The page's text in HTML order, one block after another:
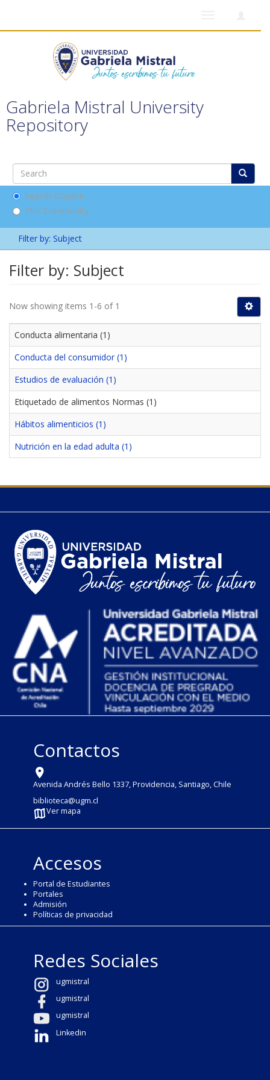
Gabriela Mistral University
Repository
Search DSpace
This Community
Filter by: Subject
Filter by: Subject
Now showing items 1-6 of 1
Conducta alimentaria (1)
Conducta del consumidor (1)
Estudios de evaluación (1)
Etiquetado de alimentos Normas (1)
Hábitos alimenticios (1)
Nutrición en la edad adulta (1)
Contactos
Avenida Andrés Bello 1337, Providencia, Santiago, Chile
biblioteca@ugm.cl
Ver mapa
Accesos
Portal de Estudiantes
Portales
Admisión
Políticas de privacidad
Redes Sociales
ugmistral
ugmistral
ugmistral
Linkedin